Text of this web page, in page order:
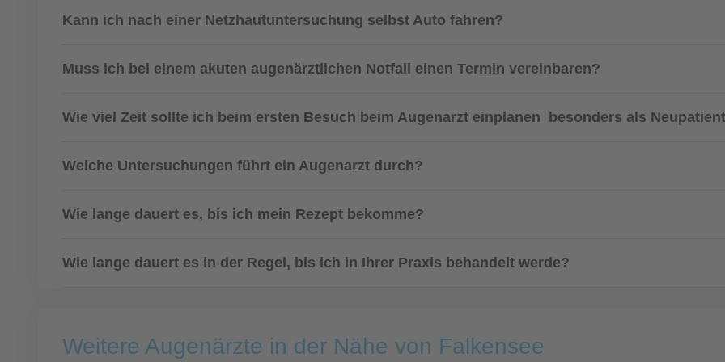
Kann ich nach einer Netzhautuntersuchung selbst Auto fahren?
Muss ich bei einem akuten augenärztlichen Notfall einen Termin vereinbaren?
Wie viel Zeit sollte ich beim ersten Besuch beim Augenarzt einplanen  besonders als
Welche Untersuchungen führt ein Augenarzt durch?
Wie lange dauert es, bis ich mein Rezept bekomme?
Wie lange dauert es in der Regel, bis ich in Ihrer Praxis behandelt werde?
Weitere Augenärzte in der Nähe von Falkensee